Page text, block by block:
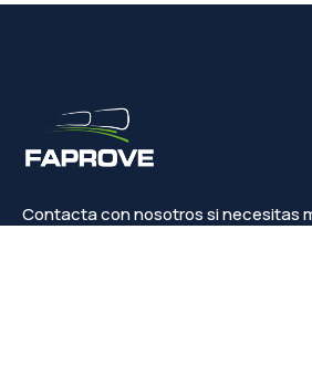
Contacta con nosotros si necesitas